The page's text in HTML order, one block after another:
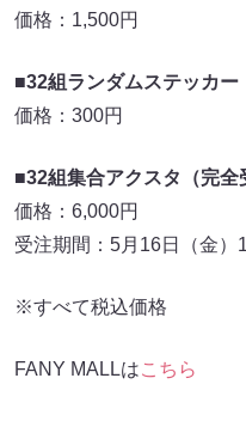
価格：1,500円
■32組ランダムステッカー
価格：300円
■32組集合アクスタ（完全
価格：6,000円
受注期間：5月16日（金
※すべて税込価格
FANY MALLはこちら